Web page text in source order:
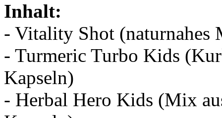
Inhalt:
- Vitality Shot
- Turmeric Turbo Kids
Kapseln)
- Herbal Hero Kids (Mix